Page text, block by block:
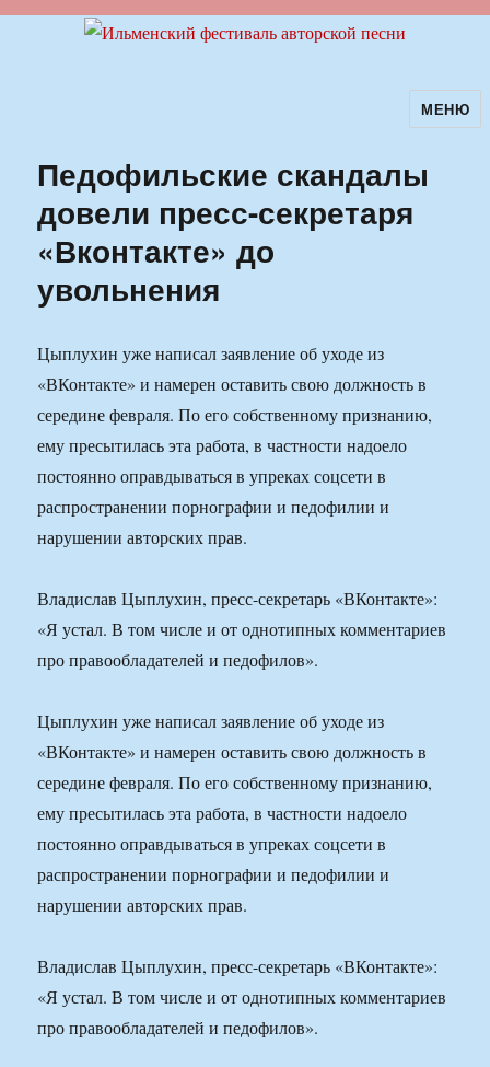
Ильменский фестиваль авторскойМЕНЮ
Педофильские скандалы
довели пресс-секретаря
«Вконтакте» до
увольнения
Цыплухин уже написал заявление об уходе из
«ВКонтакте» и намерен оставить свою должность в
середине февраля. По его собственному признанию,
ему пресытилась эта работа, в частности надоело
постоянно оправдываться в упреках соцсети в
распространении порнографии и педофилии и
нарушении авторских прав.
Владислав Цыплухин, пресс-секретарь «ВКонтакте»:
«Я устал. В том числе и от однотипных комментариев
про правообладателей и педофилов».
Цыплухин уже написал заявление об уходе из
«ВКонтакте» и намерен оставить свою должность в
середине февраля. По его собственному признанию,
ему пресытилась эта работа, в частности надоело
постоянно оправдываться в упреках соцсети в
распространении порнографии и педофилии и
нарушении авторских прав.
Владислав Цыплухин, пресс-секретарь «ВКонтакте»:
«Я устал. В том числе и от однотипных комментариев
про правообладателей и педофилов».